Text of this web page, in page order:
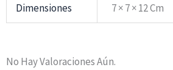
Dimensiones 7 × 7 × 12 Cm
No Hay Valoraciones Aún.